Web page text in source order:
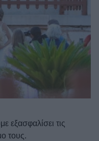
εξασφαλίσει τις
τους.